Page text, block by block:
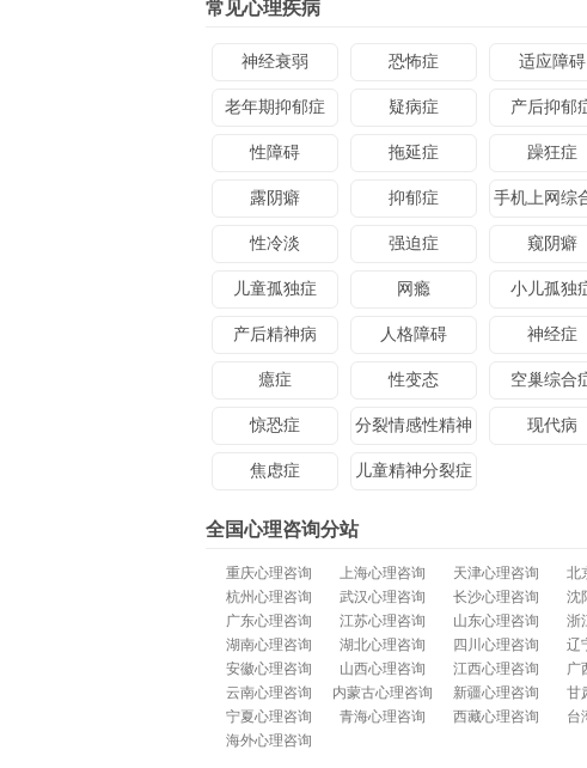
常见心理疾病
神经衰弱 恐怖症 适应障碍
老年期抑郁症 疑病症 产后抑郁
性障碍 拖延症 躁狂症
露阴癖 抑郁症 手机上网综
性冷淡 强迫症 窥阴癖
儿童孤独症 网瘾 小儿孤独
产后精神病 人格障碍 神经症
癔症 性变态 空巢综合
惊恐症
分裂情感性精神
病
现代病
焦虑症 儿童精神分裂症
全国心理咨询分站
重庆心理咨询 上海心理咨询 天津心理咨询 北
杭州心理咨询
武汉心理咨询 长沙心理咨询 沈
广东心理咨询
江苏心理咨询 山东心理咨询 浙
湖南心理咨询
湖北心理咨询 四川心理咨询 辽
安徽心理咨询
山西心理咨询 江西心理咨询 广
云南心理咨询
内蒙古心理咨询 新疆心理咨询 甘
宁夏心理咨询
青海心理咨询 西藏心理咨询 台
海外心理咨询